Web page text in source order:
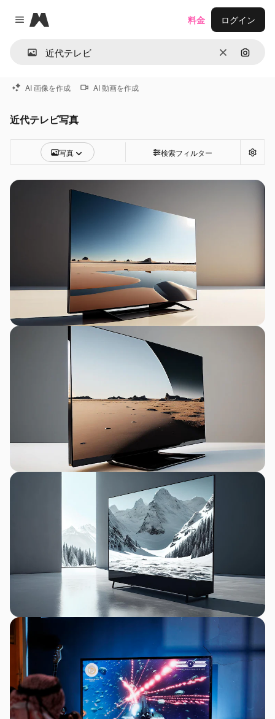
Close menu
Magnific
消去 画像で
料金 ログイン
AI 画像を作成 AI 動画を作成
近代テレビ写真
写真 検索フィルター